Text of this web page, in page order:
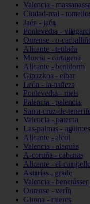
Valencia - massanassa
Ciudad-real -
Jaén - jaén
Pontevedra -
Ourense - o-
Alicante - teulada
Murcia - cartagena
Alicante - benidorm
Gipuzkoa - eibar
León - la-bañeza
Pontevedra - meis
Palencia - palencia
Santa-cruz-de-
Valencia - paterna
Las-palmas - agüimes
Alicante - alcoi
Valencia - alaquàs
A-coruña - cabanas
Alicante - el-campello
Asturias - grado
Valencia - benetússer
Ourense - verín
Girona - mieres